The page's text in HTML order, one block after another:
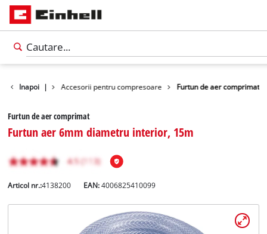
Inapoi |
unelte Accesorii pentru compresoare Furtun de aer comprimat
Furtun de aer comprimat
Furtun aer 6mm diametru interior, 15m
Articol nr.:4138200 EAN:4006825410099